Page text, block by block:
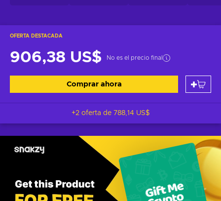
OFERTA DESTACADA
906,38 US$ No es el precio final
Comprar ahora
+2 oferta de 788,14 US$